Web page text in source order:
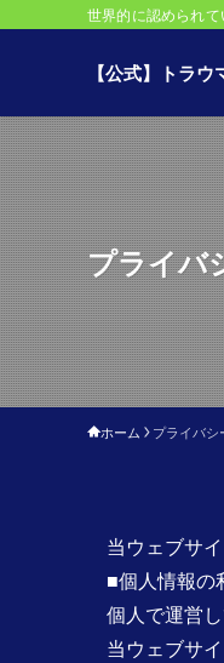
世界的に認められ
【公式】トラ
プライバ
ホーム プライバシ
当ウェブサ
■個人情報の
個人で運営
当ウェブサ